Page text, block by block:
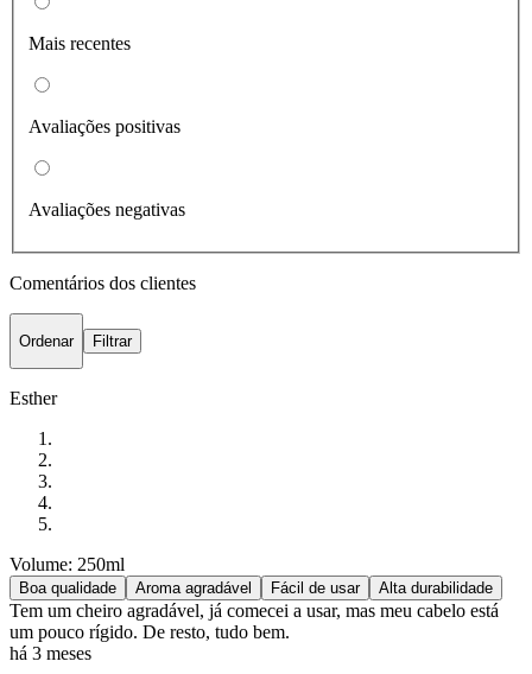
Mais recentes
Avaliações positivas
Avaliações negativas
Comentários dos clientes
Ordenar Filtrar
Esther
Volume: 250ml
Boa qualidade Aroma agradável Fácil de usar Alta durabilidade
Tem um cheiro agradável, já comecei a usar, mas meu cabelo está
um pouco rígido. De resto, tudo bem.
há 3 meses